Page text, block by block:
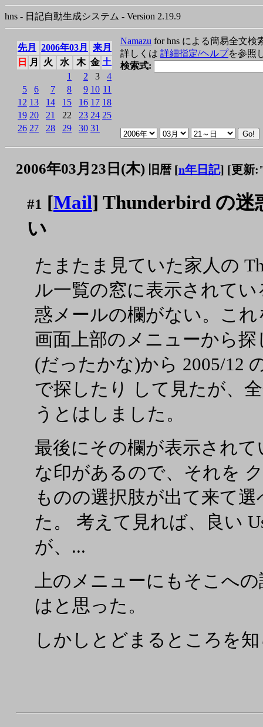
hns - 日記自動生成システム - Version 2.19.9
先月 2006年03月
来月
日
月 火 水 木 金 土
1
2 3
4
5
6 7 8 9 10 11
12 13 14 15 16 17 18
19 20 21 22 23 24 25
26 27 28 29 30 31
Namazu for hns による簡易全文検
詳しくは 詳細指定/ヘルプを参照
検索式:
2006年03月23日(木) 旧暦 [n年日記] [更新
#1 [Mail] Thunderbird の迷
い
たまたま見ていた家人の
ル一覧の窓に表示されて
惑メールの欄がない。こ
画面上部のメニューから探
(だったかな)から 2005/12
で探したり して見たが、
うとはしました。
最後にその欄が表示され
な印があるので、それを
ものの選択肢が出て来て
た。 考えて見れば、良い
が、...
上のメニューにもそこへ
はと思った。
しかしとどまるところを